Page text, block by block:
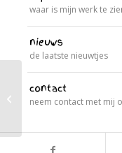
waar is mijn werk te
nieuws
de laatste nieuwtjes
contact
neem contact met mij
Piraatjes